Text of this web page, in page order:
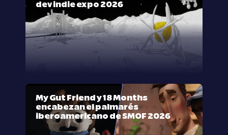
dev indie expo 2026
My Gut Friend y 18 Months
encabezan el palmarés
iberoamericano de SMOF 2026